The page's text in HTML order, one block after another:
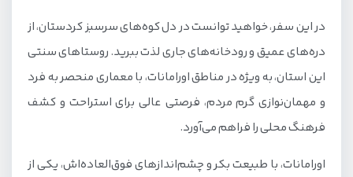
در این سفر، خواهید توانست در دل کوه‌های سرسبز کردستان، از
دره‌های عمیق و رودخانه‌های جاری لذت ببرید. روستاهای سنتی
این استان، به ویژه در مناطق اورامانات، با معماری منحصر به فرد
و مهمان‌نوازی گرم مردم، فرصتی عالی برای استراحت و کشف
فرهنگ محلی را فراهم می‌آورد.
اورامانات، با طبیعت بکر و چشم‌اندازهای فوق‌العاده‌اش، یکی از